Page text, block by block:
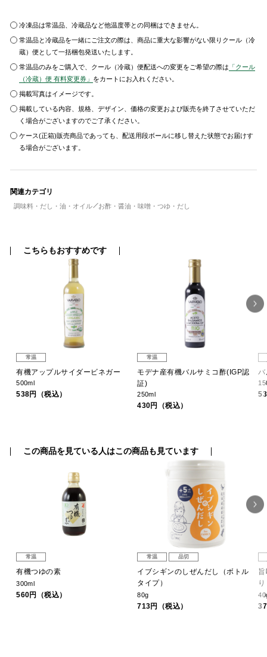
冷凍品は常温品、冷蔵品など他温度帯との同梱はできません。
常温品と冷蔵品を一緒にご注文の際は、商品に重大な影響がない限りクール（冷
蔵）便として一括梱包発送いたします。
常温品のみをご購入で、クール（冷蔵）便配送への変更をご希望の際は 「クール
（冷蔵）便 有料変更券」 をカートにお入れください。
掲載写真はイメージです。
掲載している内容、規格、デザイン、価格の変更および販売を終了させていただ
く場合がございますのでご了承ください。
ケース(正箱)販売商品であっても、配送用段ボールに移し替えた状態でお届けす
る場合がございます。
関連カテゴリ
調味料・だし・油・オイル お酢・醤油・味噌・つゆ・だし
こちらもおすすめです
常温
有機アップルサイダービネガー
500ml
538円（税込）
常温
モデナ産有機バルサミコ酢(IGP認
証)
250ml
430円（税込）
この商品を見ている人はこの商品も見ています
常温
有機つゆの素
300ml
560円（税込）
常温 品切
イブシギンのしぜんだし（ボトル
タイプ）
80g
713円（税込）
り